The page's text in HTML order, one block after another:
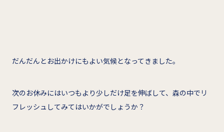
だんだんとお出かけにもよい気候となってきました。
次のお休みにはいつもより少しだけ足を伸ばして、森の中でリ
フレッシュしてみてはいかがでしょうか？